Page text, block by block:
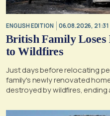
ENGLISH EDITION 06.08.2026, 21:31
British Family Loses
to Wildfires
Just days before relocating
family's newly renovated
destroyed by wildfires,